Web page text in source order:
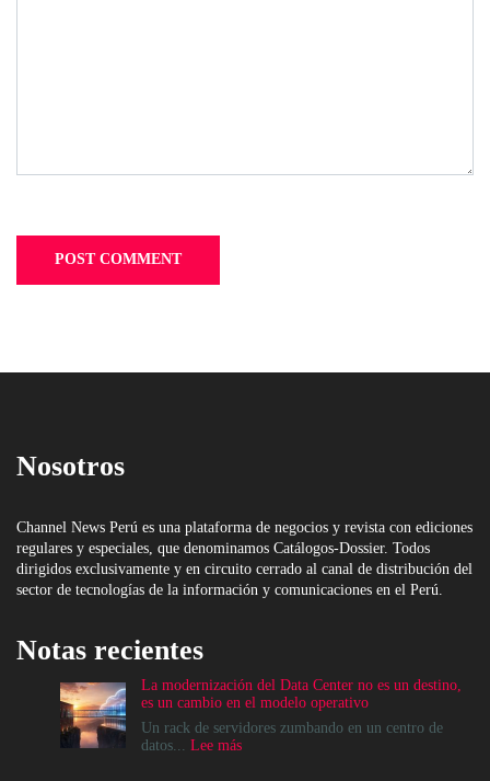
Nosotros
Channel News Perú es una plataforma de negocios y revista con ediciones
regulares y especiales, que denominamos Catálogos-Dossier. Todos
dirigidos exclusivamente y en circuito cerrado al canal de distribución del
sector de tecnologías de la información y comunicaciones en el Perú.
Notas recientes
La modernización del Data Center no es un destino,
es un cambio en el modelo operativo
Un rack de servidores zumbando en un centro de
datos... Lee más: